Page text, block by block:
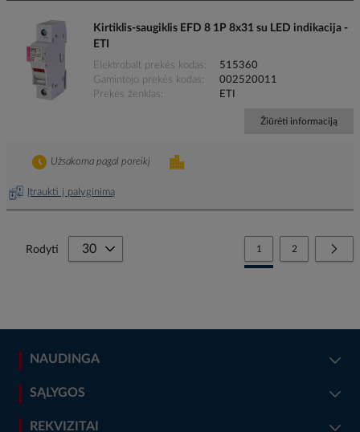
Kirtiklis-saugiklis EFD 8 1P 8x31 su LED indikacija -
ETI
Elektrobalt prekės kodas
515360
Gamintojo prekės kodas
002520011
Prekės ženklas
ETI
Žiūrėti informaciją
Įtraukti į palyginimą
Užsakoma pagal poreikį
PageYou're currently reading
1 Page
2
Rodyti
NAUDINGA
SĄLYGOS
REKVIZITAI